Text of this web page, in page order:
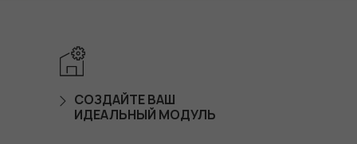
СОЗДАЙТЕ ВАШ
ИДЕАЛЬНЫЙ МОДУЛЬ